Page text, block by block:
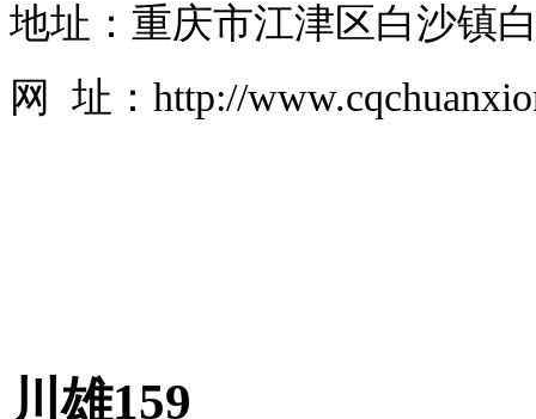
地址：重庆市江津区白沙镇
网 址：http://
川雄159